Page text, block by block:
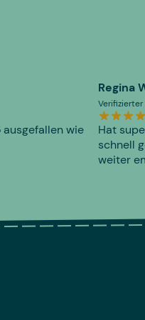
wie
Regina
Hat
schnell
weiter